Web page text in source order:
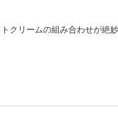
リームの組み合わせが絶